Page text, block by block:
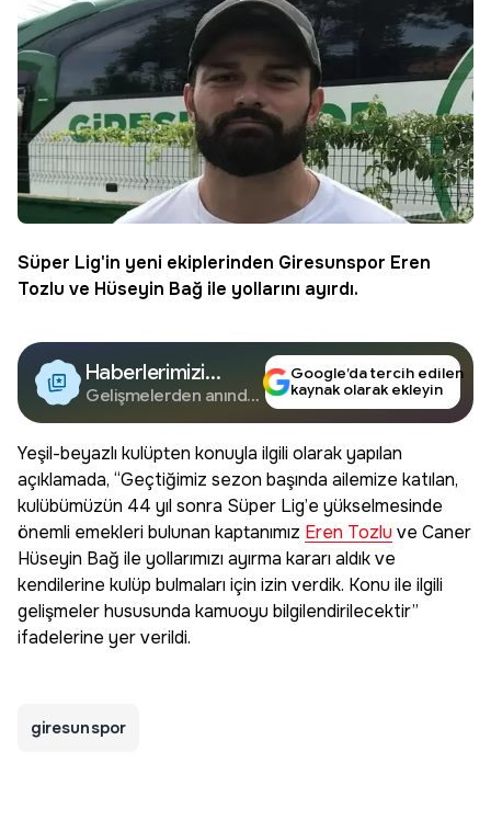
Süper Lig'in yeni ekiplerinden Giresunspor Eren
Tozlu ve Hüseyin Bağ ile yollarını ayırdı.
Haberlerimizi
Google'da Takip
Edin
Gelişmelerden anında
Google’da tercih edilen
kaynak olarak ekleyin
Yeşil-beyazlı kulüpten konuyla ilgili olarak yapılan
açıklamada, “Geçtiğimiz sezon başında ailemize katılan,
kulübümüzün 44 yıl sonra Süper Lig’e yükselmesinde
önemli emekleri bulunan kaptanımız Eren Tozlu ve Caner
Hüseyin Bağ ile yollarımızı ayırma kararı aldık ve
kendilerine kulüp bulmaları için izin verdik. Konu ile ilgili
gelişmeler hususunda kamuoyu bilgilendirilecektir”
ifadelerine yer verildi.
giresunspor